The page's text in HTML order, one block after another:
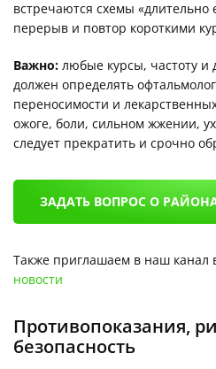
встречаются схемы «длительно
перерыв и повтор короткими
Важно: любые курсы, частоту и
должен определять
переносимости и
ожоге, боли, сильном жжении,
следует прекратить и срочно
ЗАДАТЬ ВОПРОС О
Также приглашаем в наш канал
новости
Противопоказания,
безопасность